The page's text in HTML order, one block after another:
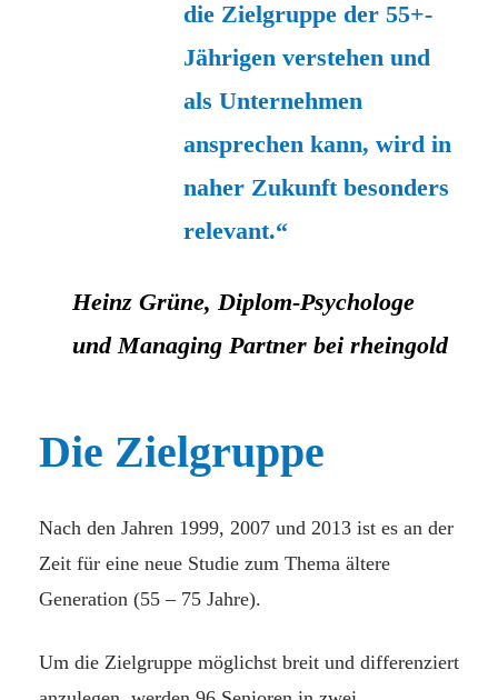
die Zielgruppe der 55+-
Jährigen verstehen und
als Unternehmen
ansprechen kann, wird in
naher Zukunft besonders
relevant.“
Heinz Grüne, Diplom-Psychologe
und Managing Partner bei rheingold
Die Zielgruppe
Nach den Jahren 1999, 2007 und 2013 ist es an der
Zeit für eine neue Studie zum Thema ältere
Generation (55 – 75 Jahre).
Um die Zielgruppe möglichst breit und differenziert